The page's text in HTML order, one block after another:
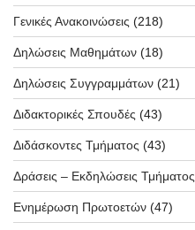
Γενικές Ανακοινώσεις (218)
Δηλώσεις Μαθημάτων (18)
Δηλώσεις Συγγραμμάτων (21)
Διδακτορικές Σπουδές (43)
Διδάσκοντες Τμήματος (43)
Δράσεις – Εκδηλώσεις Τμήματος
Ενημέρωση Πρωτοετών (47)